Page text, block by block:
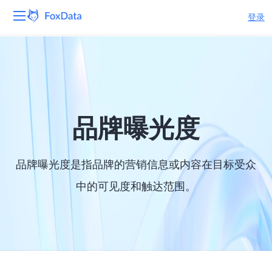
登录
产品
解决方案 品牌曝光度
品牌曝光度是指品牌的营销信息或内容在目标受众
中的可见度和触达范围。